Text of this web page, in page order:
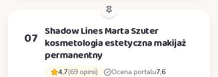
07 Shadow Lines Marta Szuter
kosmetologia estetyczna makijaż
permanentny
4,7(69 opinii) Ocena portalu7,6